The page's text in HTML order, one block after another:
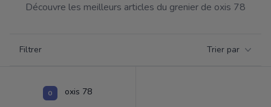
Découvre les meilleurs articles du grenier de oxis 78
Filtrer Trier par
oxis 78